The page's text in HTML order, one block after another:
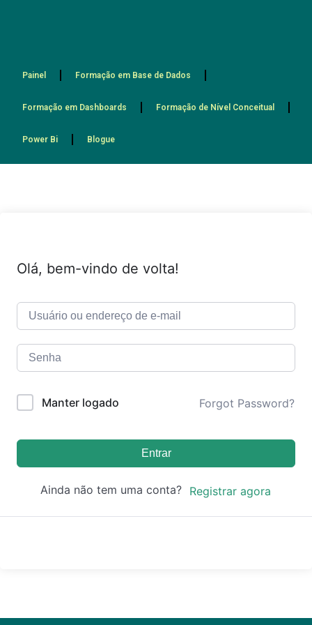
Painel Formação em Base de Dados
Formação em Dashboards Formação de Nível Conceitual
Power Bi Blogue
Olá, bem-vindo de volta!
Manter logado Forgot Password?
Entrar
Ainda não tem uma conta? Registrar agora